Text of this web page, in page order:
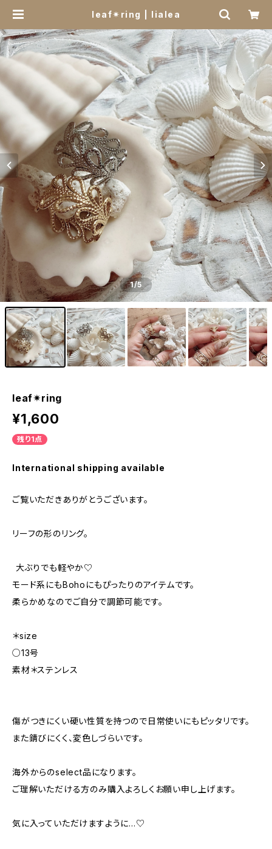
leaf✴︎ring | lialea
1/5
leaf✴︎ring
¥1,600
残り1点
International shipping available
ご覧いただきありがとうございます。
リーフの形のリング。
︎ 大ぶりでも軽やか♡
モード系にもBohoにもぴったりのアイテムです。
柔らかめなのでご自分で調節可能です。
＊size
○13号
素材＊ステンレス
傷がつきにくい硬い性質を持つので日常使いにもピッタリです。
また錆びにくく、変色しづらいです。
海外からのselect品になります。
ご理解いただける方のみ購入よろしくお願い申し上げます。
気に入っていただけますように…♡